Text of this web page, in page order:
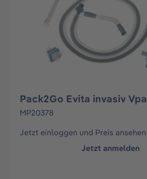
Pack2Go Evita invasiv
MP20378
Jetzt einloggen und Preis ansehen
Jetzt anmelden